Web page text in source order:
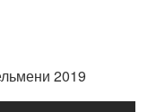
2019